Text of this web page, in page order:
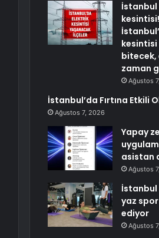
İstanbul
kesintisi
bitecek,
zaman
Ağustos
İstanbul’da Fırtına Etkili
Ağustos 7, 2026
Yapay
asistan
Ağustos
İstanbul
yaz
ediyor
Ağustos